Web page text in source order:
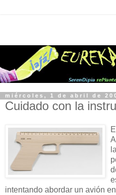
miércoles, 1 de abril de
Cuidado con la
intentando abordar un avión